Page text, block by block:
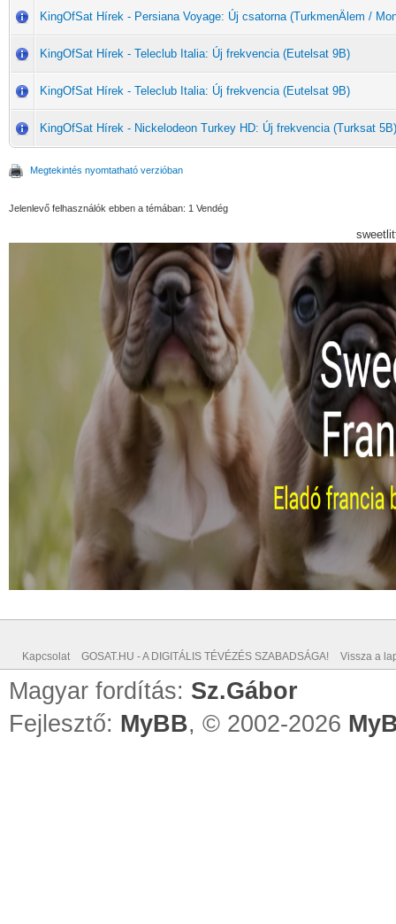
KingOfSat Hírek - Persiana Voyage: Új csatorna (TurkmenÄlem /
KingOfSat Hírek - Teleclub Italia: Új frekvencia (Eutelsat 9B)
KingOfSat Hírek - Teleclub Italia: Új frekvencia (Eutelsat 9B)
KingOfSat Hírek - Nickelodeon Turkey HD: Új frekvencia (Turksat 5B)
Megtekintés nyomtatható verzióban
Jelenlevő felhasználók ebben a témában: 1 Vendég
Kapcsolat GOSAT.HU - A DIGITÁLIS TÉVÉZÉS SZABADSÁGA! Vissza a
Magyar fordítás: Sz.Gábor
Fejlesztő: MyBB, © 2002-2026